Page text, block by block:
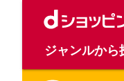
ジャンルから